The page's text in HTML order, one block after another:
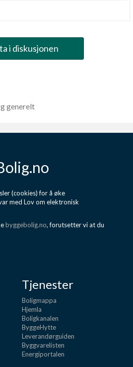
i diskusjonen
generelt
(cookies) for å øke
med Lov om elektronisk
byggebolig.no, forutsetter vi at du
Tjenester
Boligmappa
Hjemla
Boligkanalen
ByggeHytte
Leverandørguiden
Byggvarelisten
Energiportalen